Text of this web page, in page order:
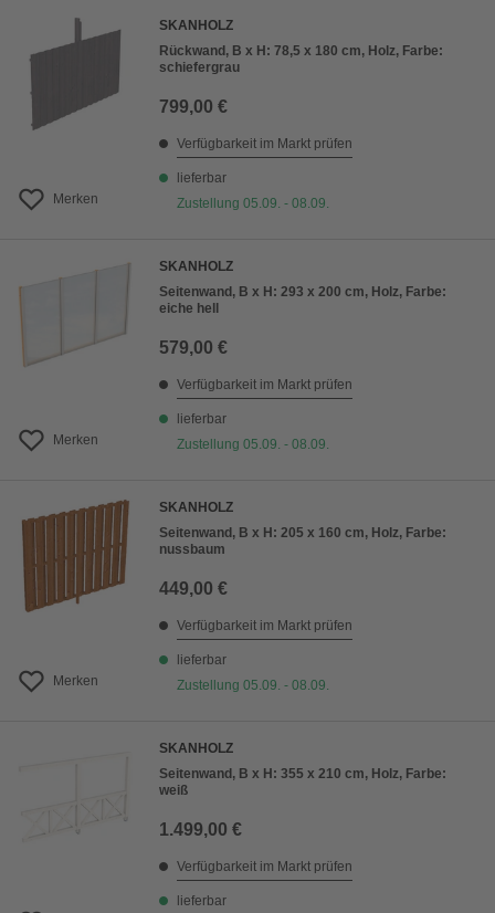
Merken
SKANHOLZ
Rückwand, B x H: 78,5 x 180 cm, Holz, Farbe:
schiefergrau
799,00 €
Verfügbarkeit im Markt prüfen
lieferbar
Zustellung 05.09. - 08.09.
Merken
SKANHOLZ
Seitenwand, B x H: 293 x 200 cm, Holz, Farbe:
eiche hell
579,00 €
Verfügbarkeit im Markt prüfen
lieferbar
Zustellung 05.09. - 08.09.
Merken
SKANHOLZ
Seitenwand, B x H: 205 x 160 cm, Holz, Farbe:
nussbaum
449,00 €
Verfügbarkeit im Markt prüfen
lieferbar
Zustellung 05.09. - 08.09.
SKANHOLZ
Seitenwand, B x H: 355 x 210 cm, Holz, Farbe:
weiß
1.499,00 €
Verfügbarkeit im Markt prüfen
lieferbar